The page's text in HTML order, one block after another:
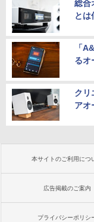
総合
とは
「
るオ
クリ
アオ
本サイトのご利用につ
広告掲載のご案内
プライバシーポリシ